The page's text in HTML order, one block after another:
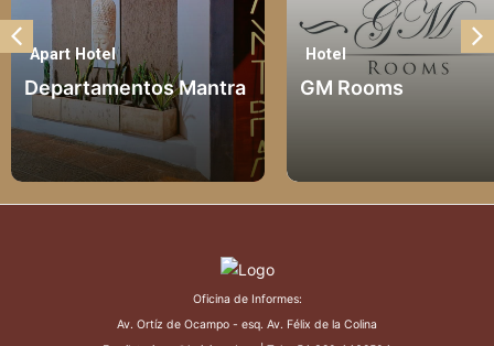
Hotel
GM Rooms
Cabaña
Cabañas
Oficina de Informes:
Av. Ortíz de Ocampo - esq. Av. Félix de la Colina